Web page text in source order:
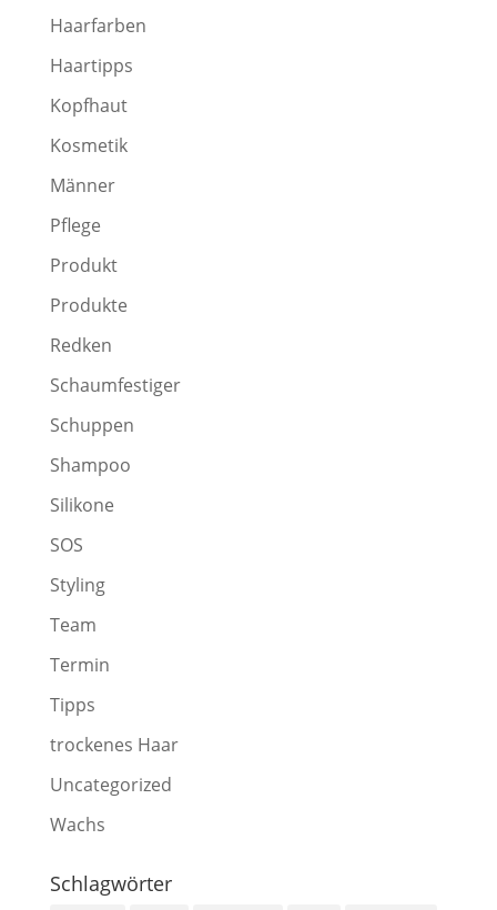
Haarfarben
Haartipps
Kopfhaut
Kosmetik
Männer
Pflege
Produkt
Produkte
Redken
Schaumfestiger
Schuppen
Shampoo
Silikone
SOS
Styling
Team
Termin
Tipps
trockenes Haar
Uncategorized
Wachs
Schlagwörter